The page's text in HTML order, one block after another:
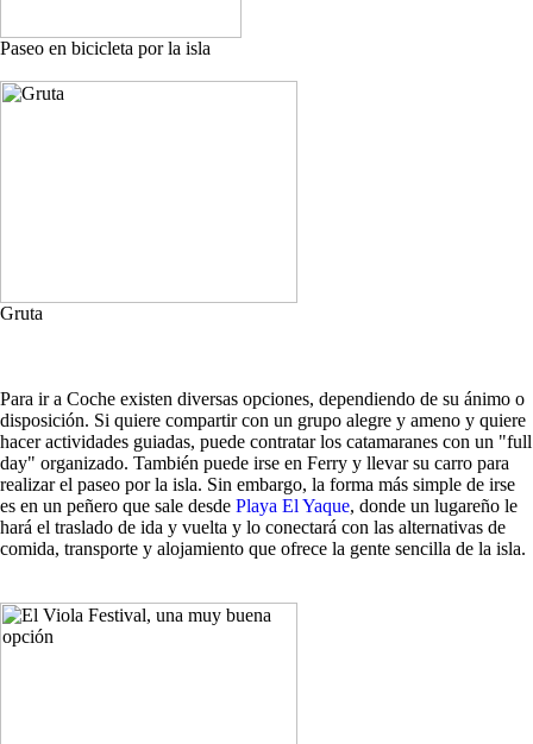
Paseo en bicicleta por la isla
Gruta
Para ir a Coche existen diversas opciones, dependiendo de su ánimo o
disposición. Si quiere compartir con un grupo alegre y ameno y quiere
hacer actividades guiadas, puede contratar los catamaranes con un "full
day" organizado. También puede irse en Ferry y llevar su carro para
realizar el paseo por la isla. Sin embargo, la forma más simple de irse
es en un peñero que sale desde Playa El Yaque, donde un lugareño le
hará el traslado de ida y vuelta y lo conectará con las alternativas de
comida, transporte y alojamiento que ofrece la gente sencilla de la isla.